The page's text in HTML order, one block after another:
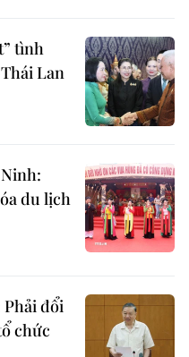
tình
Lan
du lịch
đổi
chức